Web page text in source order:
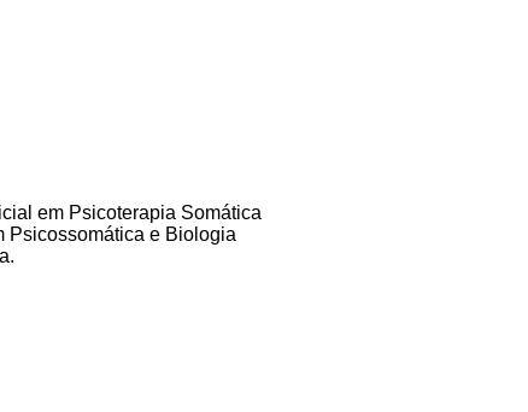
em Psicoterapia Somática
Psicossomática e Biologia